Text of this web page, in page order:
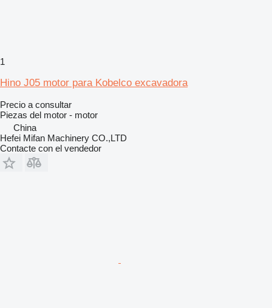
1
Hino J05 motor para Kobelco excavadora
Precio a consultar
Piezas del motor - motor
China
Hefei Mifan Machinery CO.,LTD
Contacte con el vendedor